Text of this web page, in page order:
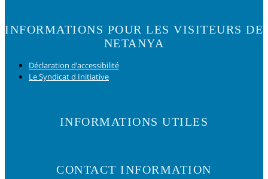
INFORMATIONS POUR LES VISITEURS DE
NETANYA
Déclaration d’accessibilité
Le Syndicat d Initiative
INFORMATIONS UTILES
CONTACT INFORMATION